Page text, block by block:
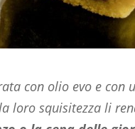
con olio evo e con
loro squisitezza li